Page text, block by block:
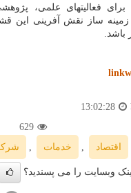
فعالیتهای علمی،
زمینه ساز نقش آفرینی این
13:02:28
629
اقتصاد خدمات
وبسایت را می پسندید؟